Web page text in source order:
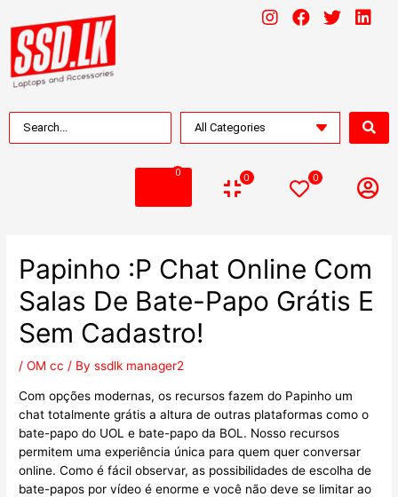
0 0 0
Papinho :p Chat Online Com
Salas De Bate-Papo Grátis E
Sem Cadastro!
/OM cc / Byssdlk manager2
Com opções modernas, os recursos fazem do Papinho um
chat totalmente grátis a altura de outras plataformas como o
bate-papo do UOL e bate-papo da BOL. Nosso recursos
permitem uma experiência única para quem quer conversar
online. Como é fácil observar, as possibilidades de escolha de
bate-papos por vídeo é enorme e você não deve se limitar ao